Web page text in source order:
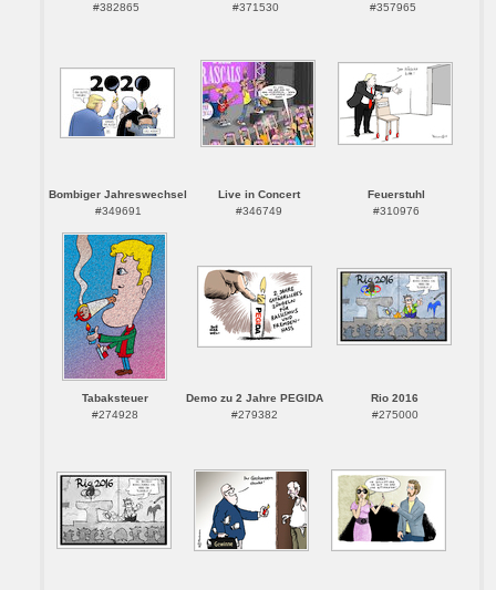
#382865
#371530
#357965
Bombiger Jahreswechsel
#349691
Live in Concert
#346749
Feuerstuhl
#310976
Tabaksteuer
#274928
Demo zu 2 Jahre PEGIDA
#279382
Rio 2016
#275000